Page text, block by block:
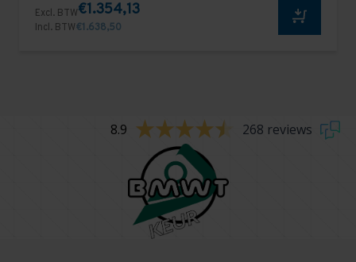
Excl. BTW€1.354,13
Incl. BTW€1.638,50
8.9 268 reviews